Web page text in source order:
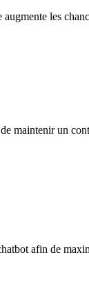
les
maintenir un
afin de